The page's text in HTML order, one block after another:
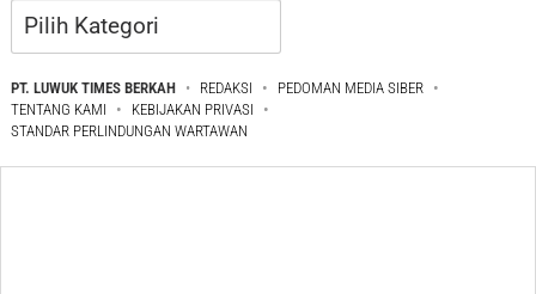
Kategori
PT. LUWUK TIMES BERKAH REDAKSI
PEDOMAN MEDIA SIBER
TENTANG KAMI
KEBIJAKAN PRIVASI
STANDAR PERLINDUNGAN WARTAWAN